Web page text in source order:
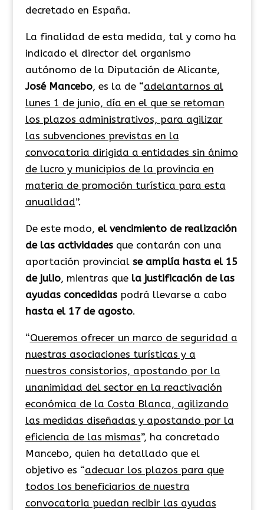
decretado en España.
La finalidad de esta medida, tal y como ha
indicado el director del organismo
autónomo de la Diputación de Alicante,
José Mancebo, es la de “adelantarnos al
lunes 1 de junio, día en el que se retoman
los plazos administrativos, para agilizar
las subvenciones previstas en la
convocatoria dirigida a entidades sin ánimo
de lucro y municipios de la provincia en
materia de promoción turística para esta
anualidad”.
De este modo, el vencimiento de realización
de las actividadesque contarán con una
aportación provincial se amplía hasta el 15
de julio, mientras que la justificación de las
ayudas concedidaspodrá llevarse a cabo
hasta el 17 de agosto.
“Queremos ofrecer un marco de seguridad a
nuestras asociaciones turísticas y a
nuestros consistorios, apostando por la
unanimidad del sector en la reactivación
económica de la Costa Blanca, agilizando
las medidas diseñadas y apostando por la
eficiencia de las mismas”, ha concretado
Mancebo, quien ha detallado que el
objetivo es “adecuar los plazos para que
todos los beneficiarios de nuestra
convocatoria puedan recibir las ayudas